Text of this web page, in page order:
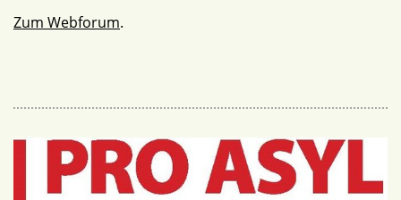
Zum Webforum.